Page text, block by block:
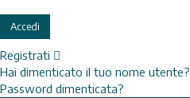
Registrati
Hai dimenticato il tuo nome utente?
Password dimenticata?